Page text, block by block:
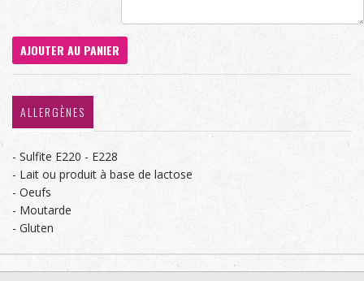
AJOUTER AU PANIER
ALLERGÈNES
- Sulfite E220 - E228
- Lait ou produit à base de lactose
- Oeufs
- Moutarde
- Gluten